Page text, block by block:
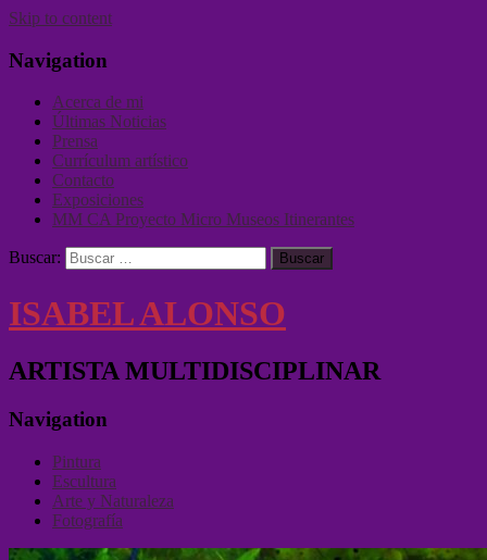
Skip to content
Navigation
Acerca de mi
Últimas Noticias
Prensa
Currículum artístico
Contacto
Exposiciones
MM CA Proyecto Micro Museos Itinerantes
Buscar:
ISABEL ALONSO
ARTISTA MULTIDISCIPLINAR
Navigation
Pintura
Escultura
Arte y Naturaleza
Fotografía